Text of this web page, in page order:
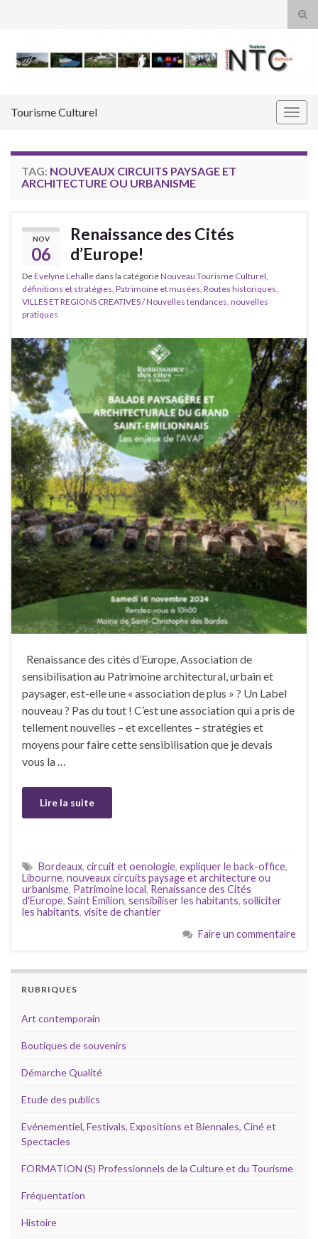
Tourisme Culturel
TAG: NOUVEAUX CIRCUITS PAYSAGE ET
ARCHITECTURE OU URBANISME
NOV
06
Renaissance des Cités
d’Europe!
DeEvelyne Lehalle dans la catégorieNouveau Tourisme Culturel,
définitions et stratégies, Patrimoine et musées, Routes historiques,
VILLES ET REGIONS CREATIVES / Nouvelles tendances, nouvelles
pratiques
Renaissance des cités d’Europe, Association de
sensibilisation au Patrimoine architectural, urbain et
paysager, est-elle une « association de plus » ? Un Label
nouveau ? Pas du tout ! C’est une association qui a pris de
tellement nouvelles – et excellentes – stratégies et
moyens pour faire cette sensibilisation que je devais
vous la …
Lire la suite
Bordeaux, circuit et oenologie, expliquer le back-office,
Libourne, nouveaux circuits paysage et architecture ou
urbanisme, Patrimoine local, Renaissance des Cités
d'Europe, Saint Emilion, sensibiliser les habitants, solliciter
les habitants, visite de chantier
Faire un commentaire
RUBRIQUES
Art contemporain
Boutiques de souvenirs
Démarche Qualité
Etude des publics
Evénementiel, Festivals, Expositions et Biennales, Ciné et
Spectacles
FORMATION (S) Professionnels de la Culture et du Tourisme
Fréquentation
Histoire